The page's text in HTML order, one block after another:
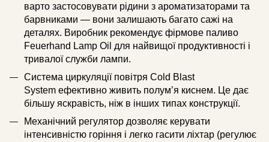
варто застосовувати рідини з ароматизаторами та
барвниками — вони залишають багато сажі на
деталях. Виробник рекомендує фірмове паливо
Feuerhand Lamp Oil для найвищої продуктивності і
тривалої служби лампи.
Cистема циркуляції повітря Cold Blast
System ефективно живить полум’я киснем. Це дає
більшу яскравість, ніж в інших типах конструкції.
Механічний регулятор дозволяє керувати
інтенсивністю горіння і легко гасити ліхтар (регулює